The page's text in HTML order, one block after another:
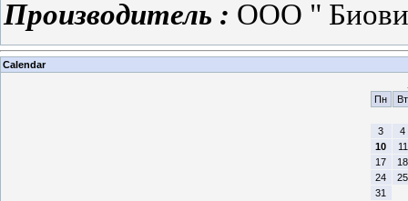
Производитель : ООО "
Calendar
Пн
Вт
3
4
10
11
17
18
24
25
31